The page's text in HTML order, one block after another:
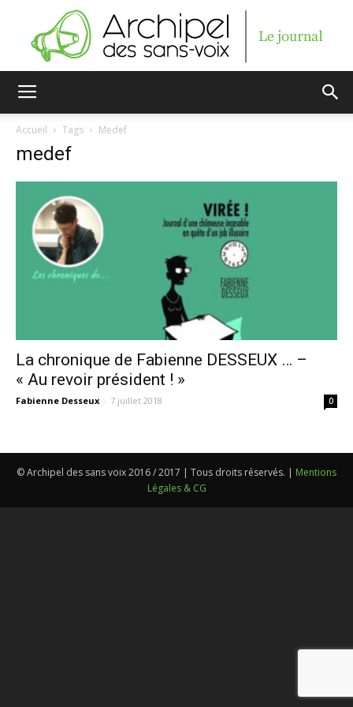
sans-
voix
Accueil Tags Medef
medef
La chronique de Fabienne DESSEUX … –
« Au revoir président ! »
Fabienne Desseux - 7 juillet 2018 0
© Archipel des sans voix 2016 / 2017 | Tous droits réservés. | Mentions
Légales & CG